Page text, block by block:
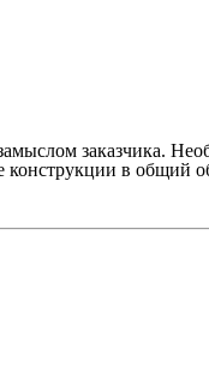
заказчика.
в общий